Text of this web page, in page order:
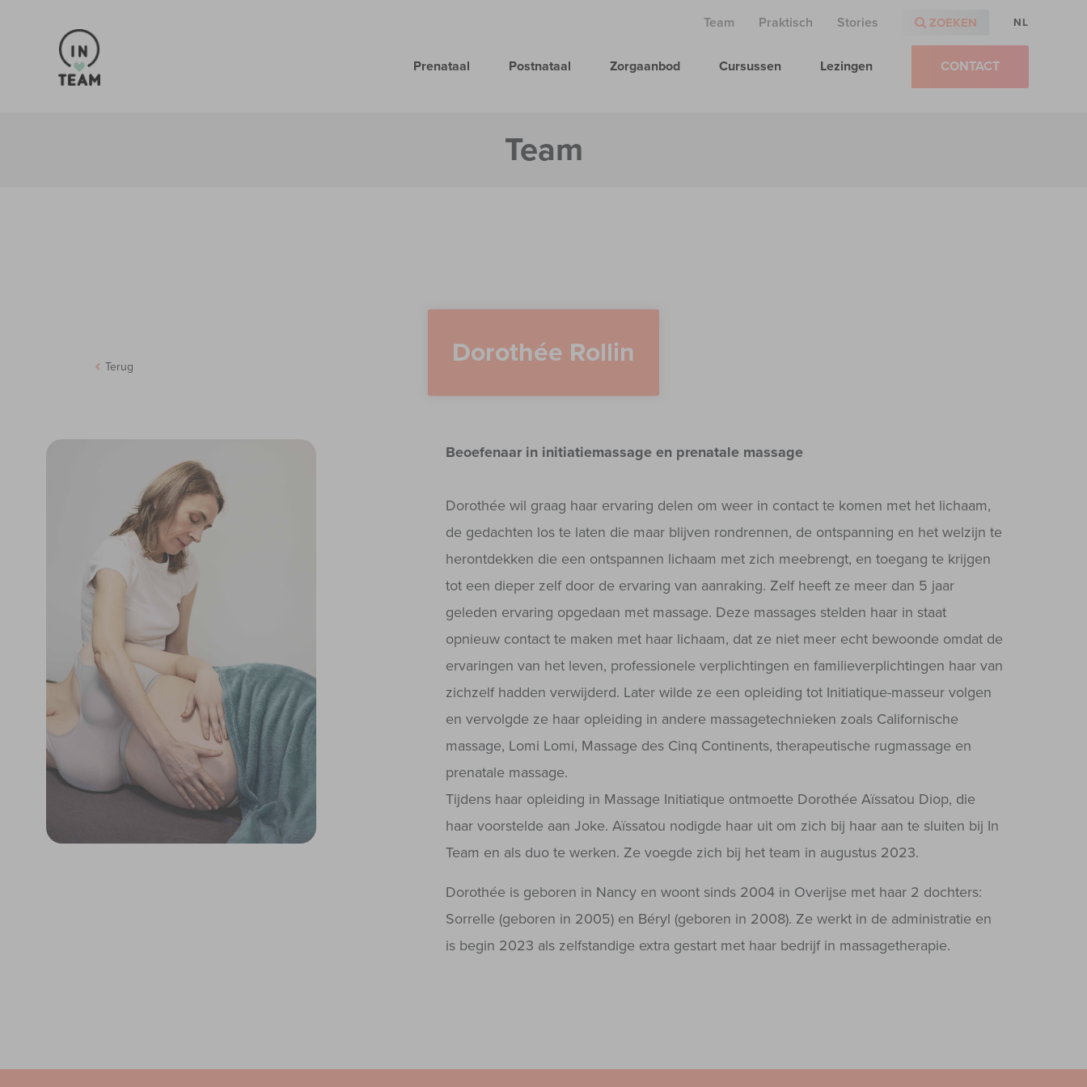
Team Praktisch Stories ZOEKEN NL
Prenataal Postnataal Zorgaanbod Cursussen Lezingen CONTACT
Team
Dorothée Rollin
Terug
Beoefenaar in initiatiemassage en prenatale massage
Dorothée wil graag haar ervaring delen om weer in contact te komen met het lichaam,
de gedachten los te laten die maar blijven rondrennen, de ontspanning en het welzijn te
herontdekken die een ontspannen lichaam met zich meebrengt, en toegang te krijgen
tot een dieper zelf door de ervaring van aanraking. Zelf heeft ze meer dan 5 jaar
geleden ervaring opgedaan met massage. Deze massages stelden haar in staat
opnieuw contact te maken met haar lichaam, dat ze niet meer echt bewoonde omdat de
ervaringen van het leven, professionele verplichtingen en familieverplichtingen haar van
zichzelf hadden verwijderd. Later wilde ze een opleiding tot Initiatique-masseur volgen
en vervolgde ze haar opleiding in andere massagetechnieken zoals Californische
massage, Lomi Lomi, Massage des Cinq Continents, therapeutische rugmassage en
prenatale massage.
Tijdens haar opleiding in Massage Initiatique ontmoette Dorothée Aïssatou Diop, die
haar voorstelde aan Joke. Aïssatou nodigde haar uit om zich bij haar aan te sluiten bij In
Team en als duo te werken. Ze voegde zich bij het team in augustus 2023.
Dorothée is geboren in Nancy en woont sinds 2004 in Overijse met haar 2 dochters:
Sorrelle (geboren in 2005) en Béryl (geboren in 2008). Ze werkt in de administratie en
is begin 2023 als zelfstandige extra gestart met haar bedrijf in massagetherapie.